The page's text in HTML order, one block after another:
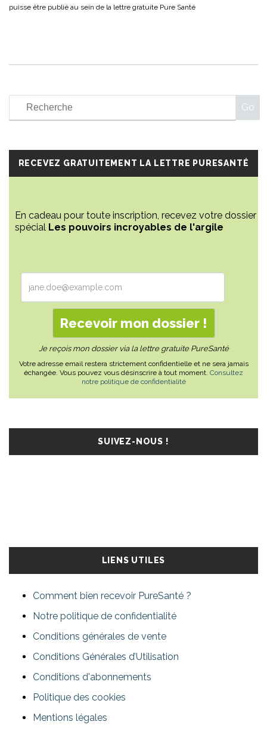
RECEVEZ GRATUITEMENT LA LETTRE PURESANTÉ
En cadeau pour toute inscription, recevez votre dossier
spécial Les pouvoirs incroyables de l'argile
Je reçois mon dossier via la lettre gratuite PureSanté
Votre adresse email restera strictement confidentielle et ne sera jamais
échangée. Vous pouvez vous désinscrire à tout moment. Consultez
notre politique de confidentialité
SUIVEZ-NOUS !
LIENS UTILES
Comment bien recevoir PureSanté ?
Notre politique de confidentialité
Conditions générales de vente
Conditions Générales d’Utilisation
Conditions d'abonnements
Politique des cookies
Mentions légales